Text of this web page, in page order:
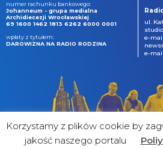
numer rachunku bankowego:
Johanneum - grupa medialna
Archidiecezji Wrocławskiej
69 1600 1462 1813 6262 6000 0001
wpłaty z tytułem:
DAROWIZNA NA RADIO RODZINA
ul.
e-
e-
Korzystamy z plików cookie by
jakość naszego portalu